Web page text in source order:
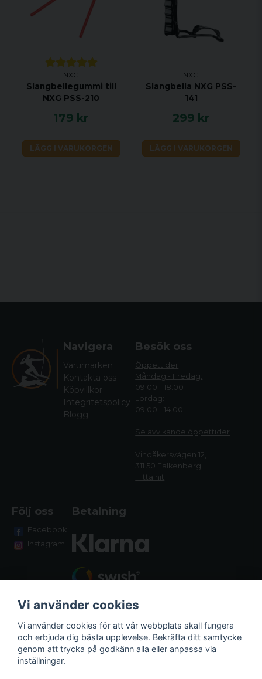
NXG
Slangbellegummi till
NXG PSS-210
179 kr
LÄGG I VARUKORGEN
NXG
Slangbella NXG PSS-
141
299 kr
LÄGG I VARUKORGEN
Navigera
Varumärken
Kontakta oss
Köpvillkor
Integritetspolicy
Blogg
Besök oss
Öppettider
Måndag - Fredag:
09.00 - 18.00
Lördag:
09.00 - 14.00
Se avvikande öppettider
Vindåkersvägen 12,
311 50 Falkenberg
Hitta hit
Följ oss
Facebook
Instagram
Betalning
Fraktalternativ
Vi använder cookies
Vi använder cookies för att vår webbplats skall fungera
och erbjuda dig bästa upplevelse. Bekräfta ditt samtycke
genom att trycka på godkänn alla eller anpassa via
inställningar.